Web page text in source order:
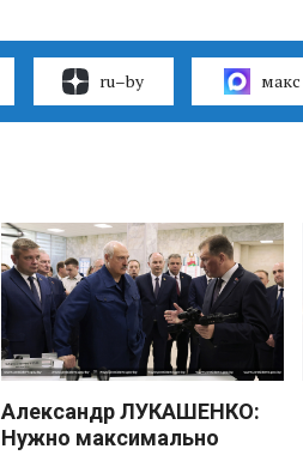
ru–by макс
Александр ЛУКАШЕНКО:
Нужно максимально